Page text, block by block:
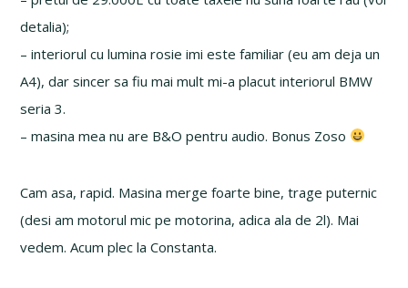
detalia);
– interiorul cu lumina rosie imi este familiar (eu am deja un
A4), dar sincer sa fiu mai mult mi-a placut interiorul BMW
seria 3.
– masina mea nu are B&O pentru audio. Bonus Zoso
Cam asa, rapid. Masina merge foarte bine, trage puternic
(desi am motorul mic pe motorina, adica ala de 2l). Mai
vedem. Acum plec la Constanta.